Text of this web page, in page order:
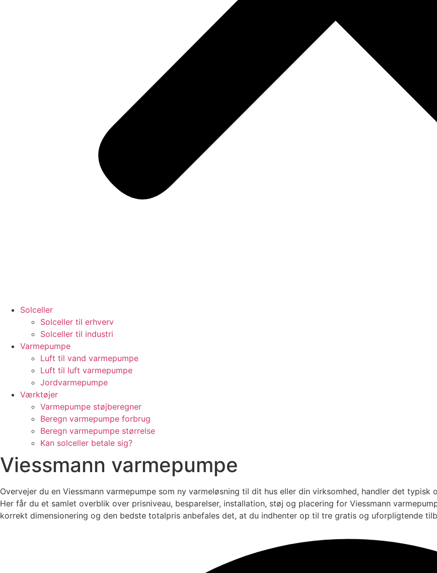
Solceller
Solceller til erhverv
Solceller til industri
Varmepumpe
Luft til vand varmepumpe
Luft til luft varmepumpe
Jordvarmepumpe
Værktøjer
Varmepumpe støjberegner
Beregn varmepumpe forbrug
Beregn varmepumpe størrelse
Kan solceller betale sig?
Viessmann varmepumpe
Overvejer du en Viessmann varmepumpe som ny varmeløsning til dit hus eller din virksomhed, handler det
Her får du et samlet overblik over prisniveau, besparelser, installation, støj og placering for Viessmann
korrekt dimensionering og den bedste totalpris anbefales det, at du indhenter op til tre gratis og uforpligtende